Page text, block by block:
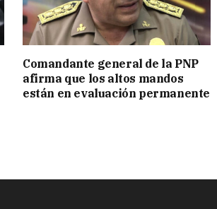
Comandante general de la PNP
afirma que los altos mandos
están en evaluación permanente